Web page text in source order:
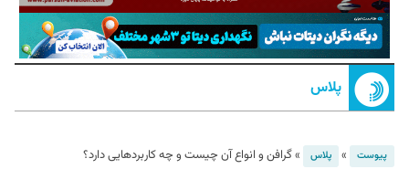
پلاس
پیوست » پلاس »گرافن و انواع آن چیست و چه کاربردهایی دارد؟